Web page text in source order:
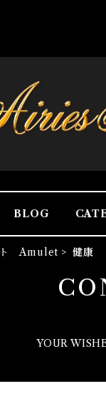
BLOG
ト Amulet 健康
YOUR